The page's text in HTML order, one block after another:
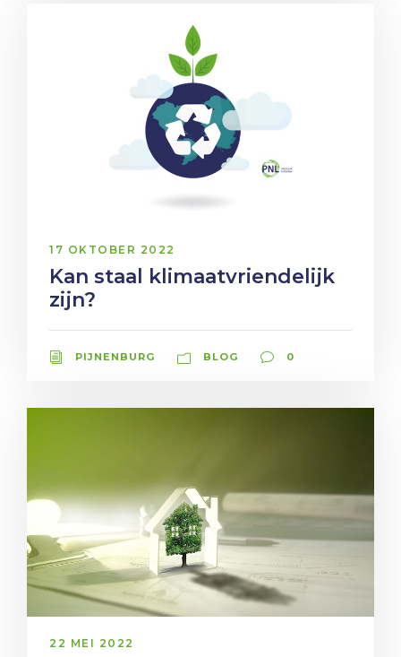
17 OKTOBER 2022
Kan staal klimaatvriendelijk
zijn?
PIJNENBURG BLOG 0
22 MEI 2022